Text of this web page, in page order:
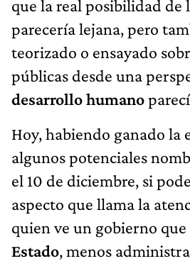
que la real posibilidad de
parecería lejana, pero
teorizado o ensayado
públicas desde una
desarrollo humano
Hoy, habiendo ganado la
algunos potenciales
el 10 de diciembre, si
aspecto que llama la
quien ve un gobierno que
Estado, menos